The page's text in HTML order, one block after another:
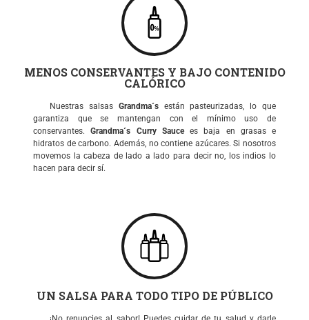
MENOS CONSERVANTES Y BAJO CONTENIDO
CALÓRICO
Nuestras salsas Grandma´sestán pasteurizadas, lo que
garantiza que se mantengan con el mínimo uso de
conservantes.Grandma´s Curry Saucees baja en grasas e
hidratos de carbono. Además, no contiene azúcares. Si nosotros
movemos la cabeza de lado a lado para decir no, los indios lo
hacen para decir sí.
UN SALSA PARA TODO TIPO DE PÚBLICO